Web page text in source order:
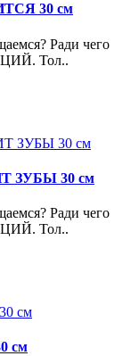
30 см
Ради чего
Тол..
ЗУБЫ 30 см
Ради чего
Тол..
см